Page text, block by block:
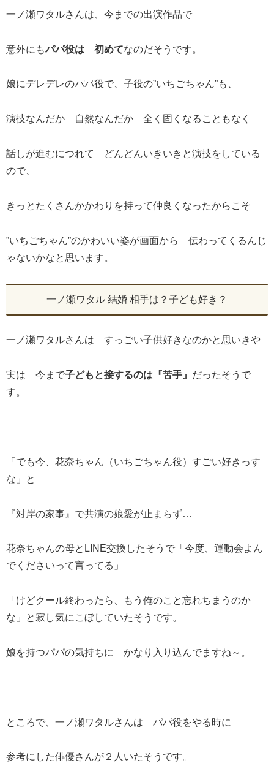
一ノ瀬ワタルさんは、今までの出演作品で
意外にもパパ役は 初めてなのだそうです。
娘にデレデレのパパ役で、子役の”いちごちゃん”も、
演技なんだか 自然なんだか 全く固くなることもなく
話しが進むにつれて どんどんいきいきと演技をしている
ので、
きっとたくさんかかわりを持って仲良くなったからこそ
”いちごちゃん”のかわいい姿が画面から 伝わってくるんじ
ゃないかなと思います。
一ノ瀬ワタル 結婚 相手は？子ども好き？
一ノ瀬ワタルさんは すっごい子供好きなのかと思いきや
実は 今まで子どもと接するのは『苦手』 だったそうで
す。
「でも今、花奈ちゃん（いちごちゃん役）すごい好きっす
な」と
『対岸の家事』で共演の娘愛が止まらず…
花奈ちゃんの母とLINE交換したそうで「今度、運動会よん
でくださいって言ってる」
「けどクール終わったら、もう俺のこと忘れちまうのか
な」と寂し気にこぼしていたそうです。
娘を持つパパの気持ちに かなり入り込んでますね～。
ところで、一ノ瀬ワタルさんは パパ役をやる時に
参考にした俳優さんが２人いたそうです。